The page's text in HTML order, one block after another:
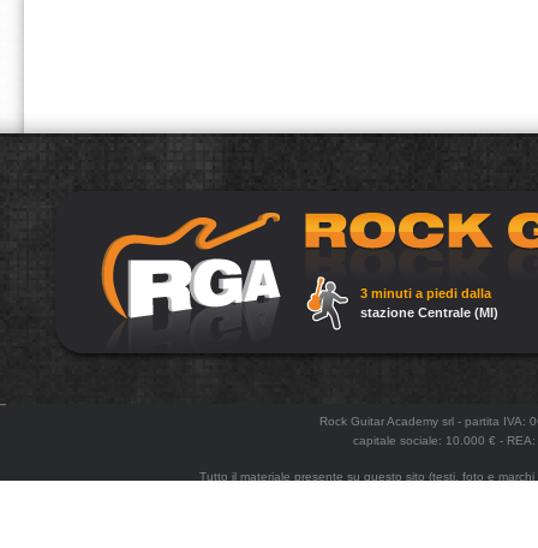
3 minuti a piedi dalla
stazione Centrale (MI)
Rock Guitar Academy srl - partita
capitale sociale: 10.000 € -
Tutto il materiale presente su questo sito (testi, foto e